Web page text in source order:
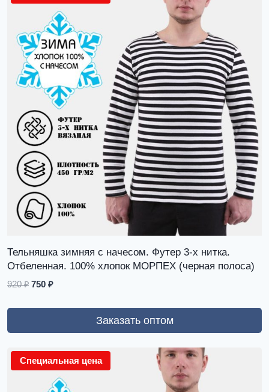
Тельняшка зимняя с начесом. Футер 3-х нитка.
Отбеленная. 100% хлопок МОРПЕХ (черная полоса)
920₽ 750 ₽
Заказать оптом
Специальная цена